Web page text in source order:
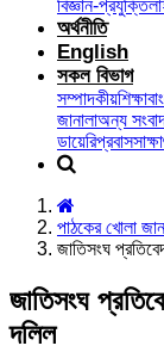
বিজ্ঞান-প্রযুক্তি
অর্থনীতি
English
সকল বিভাগ
সম্পাদকীয়শিক্ষা
জানালাঅন্য
ডায়েরিপ্রবাস
পাঠকের খোলা
জাতিসংঘ
জাতিসংঘ
দলিল